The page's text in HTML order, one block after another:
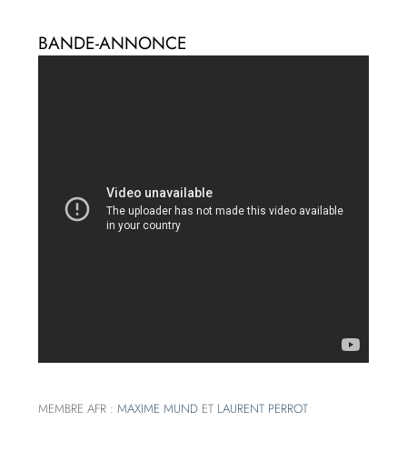
BANDE-ANNONCE
MEMBRE AFR :MAXIME MUND ET LAURENT PERROT